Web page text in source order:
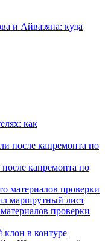
и Айвазяна: куда
как
капремонта по
проверки